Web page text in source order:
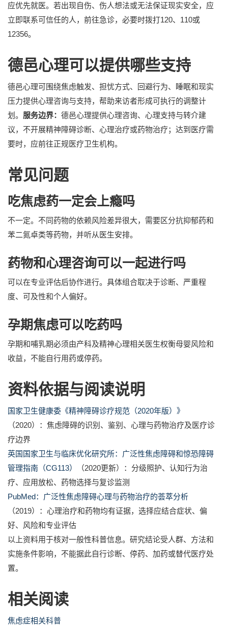
应优先就医。若出现自伤、伤人想法或无法保证现实安全，应
立即联系可信任的人，前往急诊，必要时拨打120、110或
12356。
德邑心理可以提供哪些支持
德邑心理可围绕焦虑触发、担忧方式、回避行为、睡眠和现实
压力提供心理咨询与支持，帮助来访者形成可执行的调整计
划。 服务边界： 德邑心理提供心理咨询、心理支持与转介建
议，不开展精神障碍诊断、心理治疗或药物治疗；达到医疗需
要时，应前往正规医疗卫生机构。
常见问题
吃焦虑药一定会上瘾吗
不一定。不同药物的依赖风险差异很大，需要区分抗抑郁药和
苯二氮卓类等药物，并听从医生安排。
药物和心理咨询可以一起进行吗
可以在专业评估后协作进行。具体组合取决于诊断、严重程
度、可及性和个人偏好。
孕期焦虑可以吃药吗
孕期和哺乳期必须由产科及精神心理相关医生权衡母婴风险和
收益，不能自行用药或停药。
资料依据与阅读说明
国家卫生健康委《精神障碍诊疗规范（2020年版）》
（2020）：焦虑障碍的识别、鉴别、心理与药物治疗及医疗诊
疗边界
英国国家卫生与临床优化研究所：广泛性焦虑障碍和惊恐障碍
管理指南（CG113）
（2020更新）：分级照护、认知行为治
疗、应用放松、药物选择与复诊监测
PubMed：广泛性焦虑障碍心理与药物治疗的荟萃分析
（2019）：心理治疗和药物均有证据，选择应结合症状、偏
好、风险和专业评估
以上资料用于核对一般性科普信息。研究结论受人群、方法和
实施条件影响，不能据此自行诊断、停药、加药或替代医疗处
置。
相关阅读
焦虑症相关科普